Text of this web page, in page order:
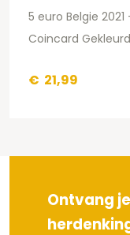
5 euro Belgie
Coincard Gekleurd
€ 21,99
Ontvang je